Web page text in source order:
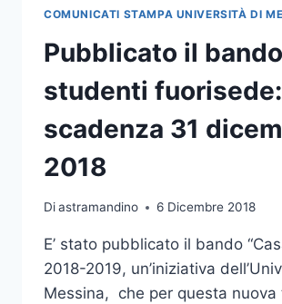
COMUNICATI STAMPA UNIVERSITÀ DI
Pubblicato il
studenti fuorisede:
scadenza 31
2018
Diastramandino 6 Dicembre 2018
E’ stato pubblicato il bando
2018-2019, un’iniziativa
Messina, che per questa nuova